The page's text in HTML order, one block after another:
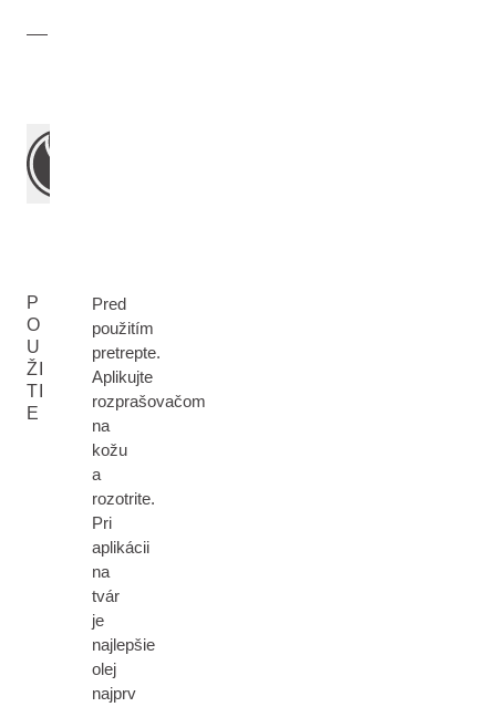
P
O
U
ŽI
TI
E
Pred
použitím
pretrepte.
Aplikujte
rozprašovačom
na
kožu
a
rozotrite.
Pri
aplikácii
na
tvár
je
najlepšie
olej
najprv